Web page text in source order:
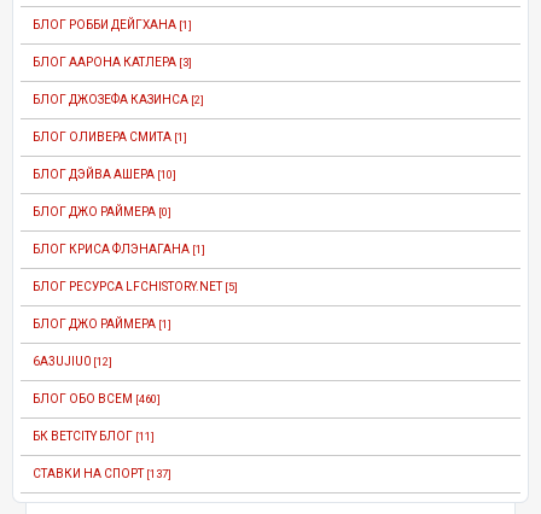
БЛОГ РОББИ ДЕЙГХАНА [1]
БЛОГ ААРОНА КАТЛЕРА [3]
БЛОГ ДЖОЗЕФА КАЗИНСА [2]
БЛОГ ОЛИВЕРА СМИТА [1]
БЛОГ ДЭЙВА АШЕРА [10]
БЛОГ ДЖО РАЙМЕРА [0]
БЛОГ КРИСА ФЛЭНАГАНА [1]
БЛОГ РЕСУРСА LFCHISTORY.NET [5]
БЛОГ ДЖО РАЙМЕРА [1]
6A3UJIU0 [12]
БЛОГ ОБО ВСЕМ [460]
БК BETCITY БЛОГ [11]
СТАВКИ НА СПОРТ [137]